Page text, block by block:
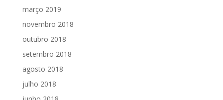
março 2019
novembro 2018
outubro 2018
setembro 2018
agosto 2018
julho 2018